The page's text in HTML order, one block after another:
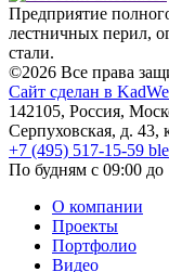
Предприятие
лестничных перил,
стали.
©2026 Все права
Сайт сделан в
142105, Россия,
Серпуховская, д. 43,
+7 (495) 517-15-59
По будням с 09:00 до
О компании
Проекты
Портфолио
Видео